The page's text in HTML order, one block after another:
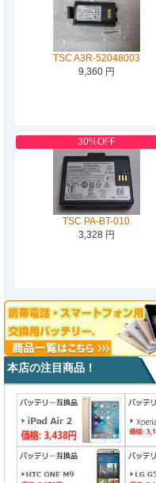
TSC A3R-52048003
9,360 円
30%OFF
TSC PA-BT-010
3,328 円
本店の注目商品！